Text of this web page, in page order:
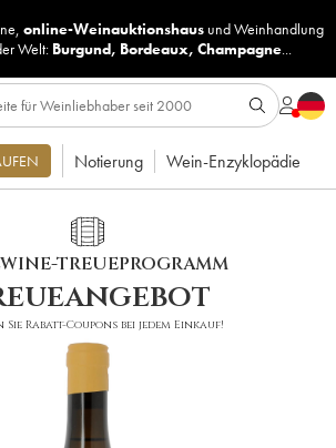
online-Weinauktionshaus undWeinhandlung
Welt: Burgund, Bordeaux, Champagne...
Notierung Wein-Enzyklopädie
TREUEPROGRAMM
Rabatt-Coupons bei jedem Einkauf!